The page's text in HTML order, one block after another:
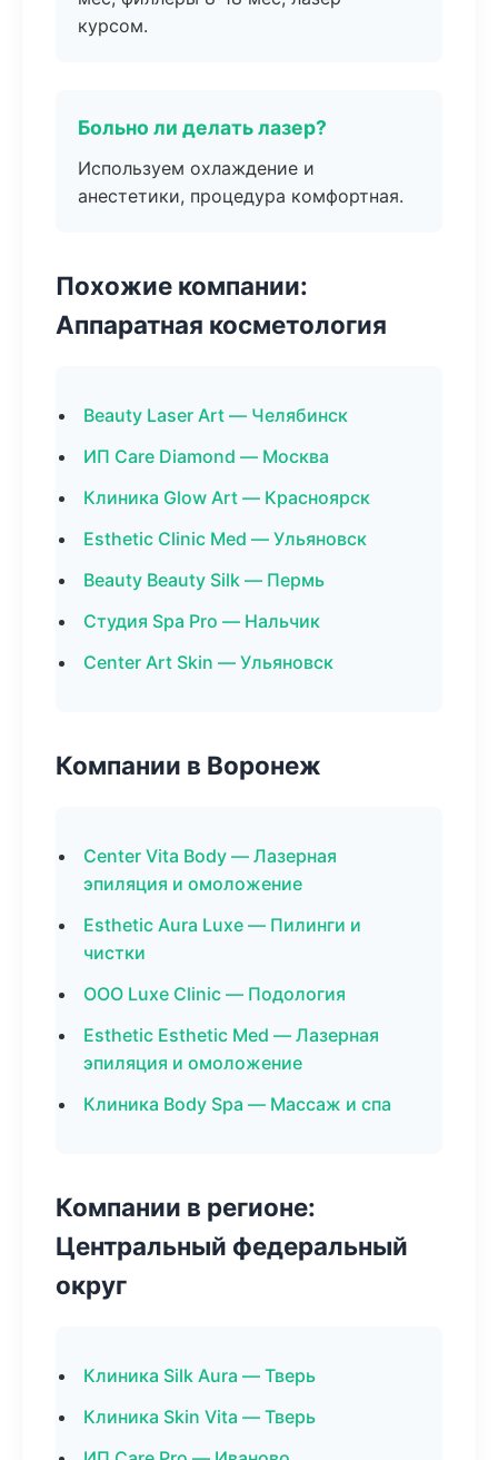
курсом.
Больно ли делать лазер?
Используем охлаждение и
анестетики, процедура комфортная.
Похожие компании:
Аппаратная косметология
Beauty Laser Art — Челябинск
ИП Care Diamond — Москва
Клиника Glow Art — Красноярск
Esthetic Clinic Med — Ульяновск
Beauty Beauty Silk — Пермь
Студия Spa Pro — Нальчик
Center Art Skin — Ульяновск
Компании в Воронеж
Center Vita Body — Лазерная
эпиляция и омоложение
Esthetic Aura Luxe — Пилинги и
чистки
ООО Luxe Clinic — Подология
Esthetic Esthetic Med — Лазерная
эпиляция и омоложение
Клиника Body Spa — Массаж и спа
Компании в регионе:
Центральный федеральный
округ
Клиника Silk Aura — Тверь
Клиника Skin Vita — Тверь